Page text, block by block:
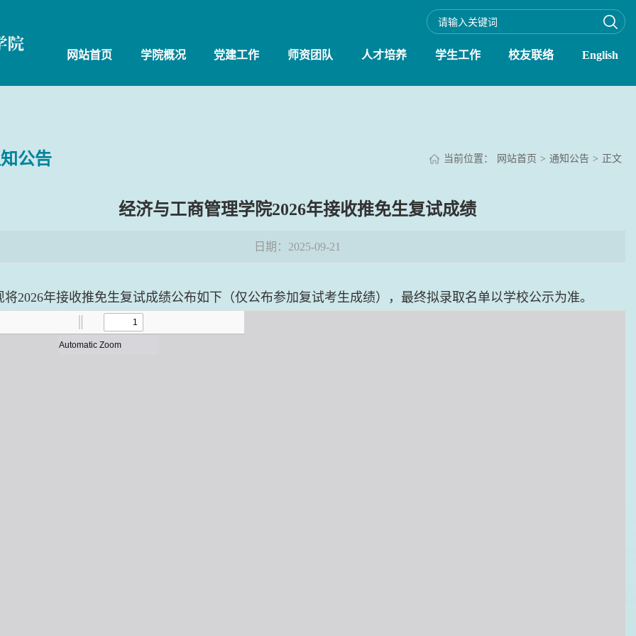
网站首页 学院概况 党建工作 师资团队 人才培养 学生工作 校友联络 English
公告 当前位置： 网站首页 > 通知公告 > 正文
经济与工商管理学院2026年接收推免生复试成绩
日期：2025-09-21
将2026年接收推免生复试成绩公布如下（仅公布参加复试考生成绩），最终拟录取名单以学校公示为准。